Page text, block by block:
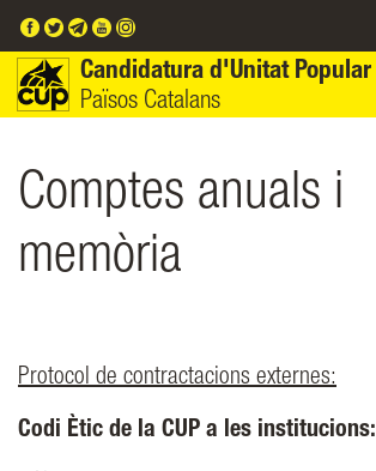
Candidatura d'Unitat Popular
Països Catalans
Comptes anuals i
memòria
Protocol de contractacions externes:
Codi Ètic de la CUP a les institucions: